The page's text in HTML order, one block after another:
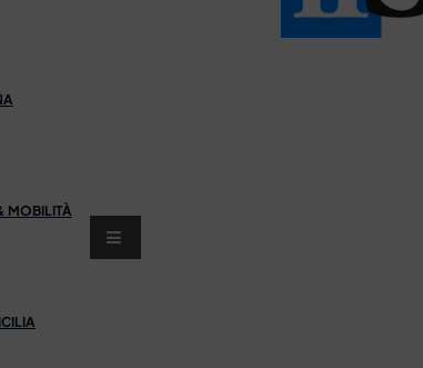
MOBILITÀ